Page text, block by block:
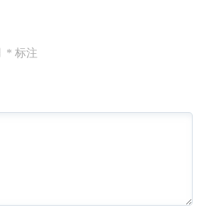
* 标注